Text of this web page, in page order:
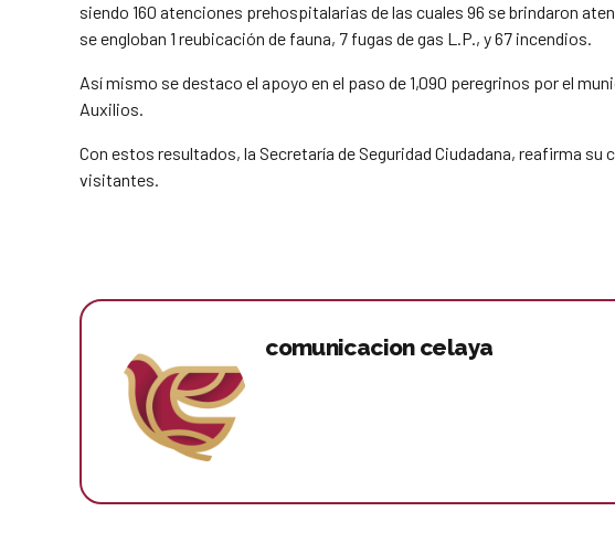
siendo 160 atenciones prehospitalarias de las cuales 96 se brindaron
se engloban 1 reubicación de fauna, 7 fugas de gas L.P., y 67 incendios.
Así mismo se destaco el apoyo en el paso de 1,090 peregrinos por el
Auxilios.
Con estos resultados, la Secretaría de Seguridad Ciudadana, reafirma
visitantes.
comunicacion celaya